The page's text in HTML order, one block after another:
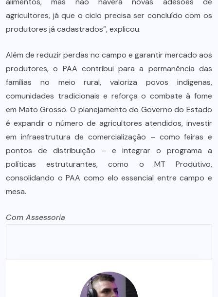
agricultores, já que o ciclo precisa ser concluído com os
produtores já cadastrados”, explicou.
Além de reduzir perdas no campo e garantir mercado aos
produtores, o PAA contribui para a permanência das
famílias no meio rural, valoriza povos indígenas,
comunidades tradicionais e reforça o combate à fome
em Mato Grosso. O planejamento do Governo do Estado
é expandir o número de agricultores atendidos, investir
em infraestrutura de comercialização – como feiras e
pontos de distribuição – e integrar o programa a
políticas estruturantes, como o MT Produtivo,
consolidando o PAA como elo essencial entre campo e
mesa.
Com Assessoria